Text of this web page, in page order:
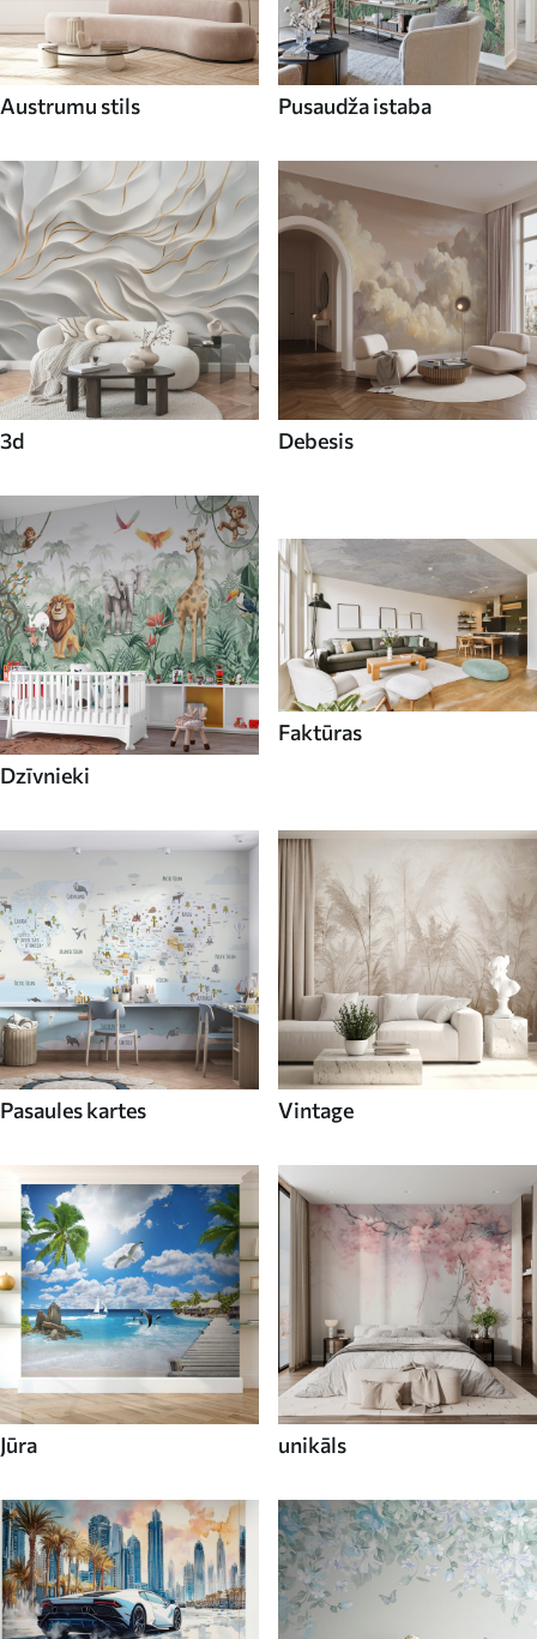
Austrumu stils Pusaudža istaba
3d Debesis
Dzīvnieki
Faktūras
Pasaules kartes Vintage
Jūra unikāls